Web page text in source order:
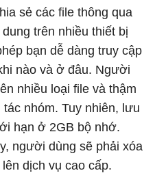
sẻ các file thông qua
trên nhiều thiết bị
bạn dễ dàng truy cập
nào và ở đâu. Người
nhiều loại file và thậm
nhóm. Tuy nhiên, lưu
hạn ở 2GB bộ nhớ.
người dùng sẽ phải xóa
dịch vụ cao cấp.